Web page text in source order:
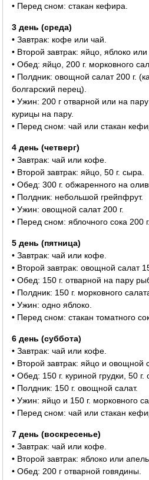
• Перед сном: стакан кефира.
3 день (среда)
• Завтрак: кофе или чай.
• Второй завтрак: яйцо, яблоко
• Обед: яйцо, 200 г. морковного
• Полдник: овощной салат 200 г.
болгарский перец).
• Ужин: 200 г отварной или на
курицы на пару.
• Перед сном: чай или стакан
4 день (четверг)
• Завтрак: чай или кофе.
• Второй завтрак: яйцо, 50 г. сыра.
• Обед: 300 г. обжаренного на
• Полдник: небольшой грейпфрут.
• Ужин: овощной салат 200 г.
• Перед сном: яблочного сока 200 г.
5 день (пятница)
• Завтрак: чай или кофе.
• Второй завтрак: овощной салат
• Обед: 150 г. отварной на пару
• Полдник: 150 г. морковного
• Ужин: одно яблоко.
• Перед сном: стакан томатного
6 день (суббота)
• Завтрак: чай или кофе.
• Второй завтрак: яйцо и овощной
• Обед: 150 г. куриной грудки, 50 г.
• Полдник: 150 г. овощной салат.
• Ужин: яйцо и 150 г. морковного
• Перед сном: чай или стакан
7 день (воскресенье)
• Завтрак: чай или кофе.
• Второй завтрак: яблоко или
• Обед: 200 г отварной говядины.